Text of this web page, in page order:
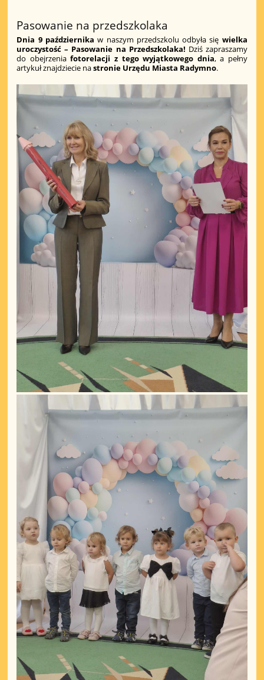
Pasowanie na przedszkolaka
Dnia 9 października w naszym przedszkolu odbyła się wielka
uroczystość – Pasowanie na Przedszkolaka! Dziś zapraszamy
do obejrzeniafotorelacji z tego wyjątkowego dnia, a pełny
artykuł znajdziecie nastronie Urzędu Miasta Radymno.